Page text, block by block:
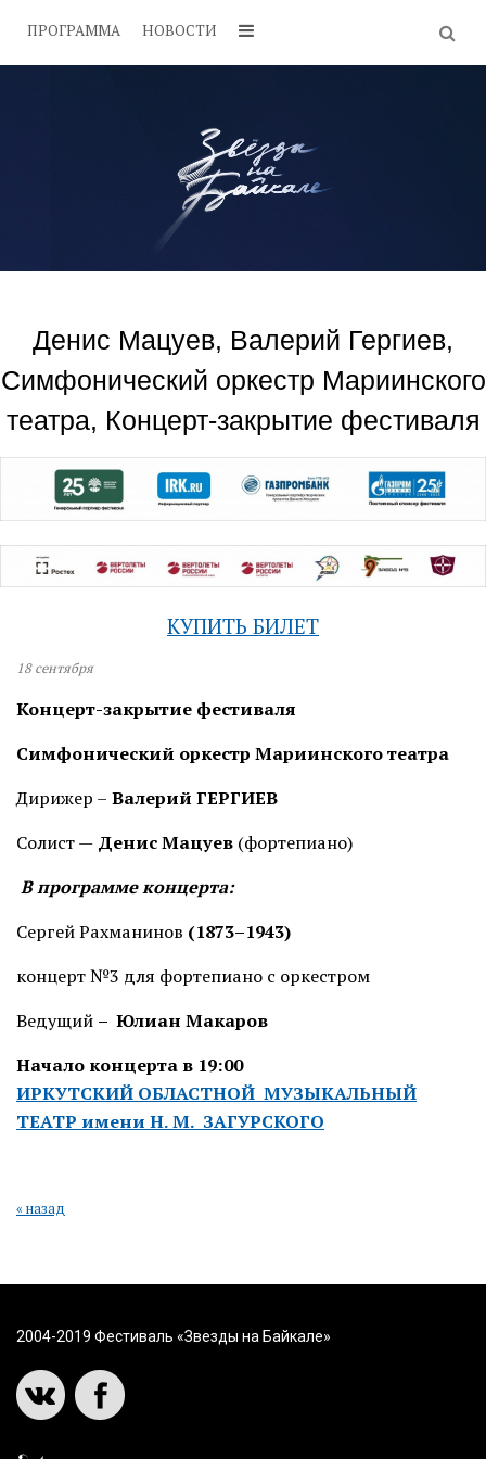
ПРОГРАММА НОВОСТИ
Денис Мацуев, Валерий Гергиев,
Симфонический оркестр Мариинского
театра, Концерт-закрытие фестиваля
КУПИТЬ БИЛЕТ
18сентября
Концерт-закрытие фестиваля
Симфонический оркестр Мариинского театра
Дирижер – Валерий ГЕРГИЕВ
Солист — Денис Мацуев (фортепиано)
В программе концерта:
Сергей Рахманинов (1873–1943)
концерт №3 для фортепиано с оркестром
Ведущий – Юлиан Макаров
Начало концерта в 19:00
ИРКУТСКИЙ ОБЛАСТНОЙ МУЗЫКАЛЬНЫЙ
ТЕАТР имени Н. М. ЗАГУРСКОГО
« назад
2004-2019 Фестиваль «Звезды на Байкале»